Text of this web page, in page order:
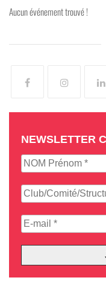
Aucun événement trouvé !
NEWSLETTER